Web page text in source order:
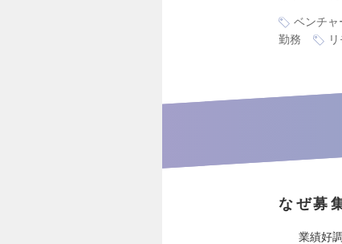
ベンチャ
勤務
なぜ募
業績好